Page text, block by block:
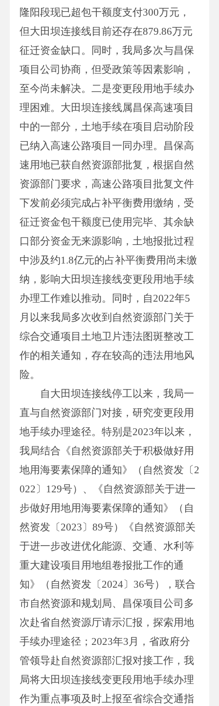
隆阳段现已超包干额度支付300万元，
但大田坝连接线目前还存在879.86万元
征迁资金缺口。同时，我局多次与昌保
项目公司协商，但受政策等因素影响，
至今尚未解决。二是变更段用地手续办
理困难。大田坝连接线属昌保高速项目
中的一部分，土地手续在项目启动阶段
已纳入高速公路项目一同办理。昌保高
速用地已获自然资源部批复，根据自然
资源部门要求，高速公路项目批复文件
下发前必须完成占补平衡费用缴纳，受
征迁资金包干额度已使用完毕、其余缺
口部分资金无来源影响，土地报批过程
中涉及约1.8亿元的占补平衡费用尚未缴
纳，影响大田坝连接线变更段用地手续
办理工作难以推动。同时，自2022年5
月以来我局多次收到自然资源部门关于
综合交通项目土地卫片违法图斑整改工
作的相关通知，存在较高的违法用地风
险。
自大田坝连接线停工以来，我局一
直与自然资源部门对接，研究变更段用
地手续办理途径。特别是2023年以来，
我局结合《自然资源部关于积极做好用
地用海要素保障的通知》（自然资发〔2
022〕 129号）、《自然资源部关于进一
步做好用地用海要素保障的通知》（自
然资发〔2023〕 89号）《自然资源部关
于进一步改进优化能源、交通、水利等
重大建设项目用地组卷报批工作的通
知》（自然资发〔2024〕 36号），联合
市自然资源和规划局、昌保项目公司多
次赴省自然资源厅请示汇报，探索用地
手续办理途径； 2023年3月，省政府分
管领导赴自然资源部汇报对接工作，我
局将大田坝连接线变更段用地手续办理
作为重点事项及时上报至省综合交通指